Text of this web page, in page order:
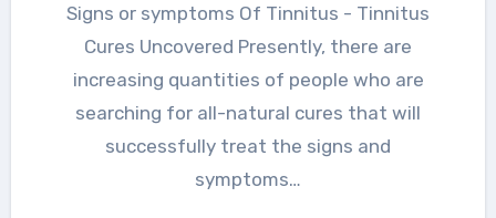
Signs or symptoms Of Tinnitus - Tinnitus
Cures Uncovered Presently, there are
increasing quantities of people who are
searching for all-natural cures that will
successfully treat the signs and
symptoms…